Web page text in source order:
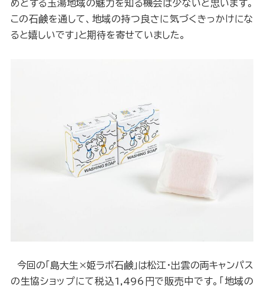
めとする玉湯地域の魅力を知る機会は少ないと思います。
この石鹸を通して、地域の持つ良さに気づくきっかけにな
ると嬉しいです」と期待を寄せていました。
今回の「島大生×姫ラボ石鹸」は松江・出雲の両キャンパス
の生協ショップにて税込1,496円で販売中です。「地域の